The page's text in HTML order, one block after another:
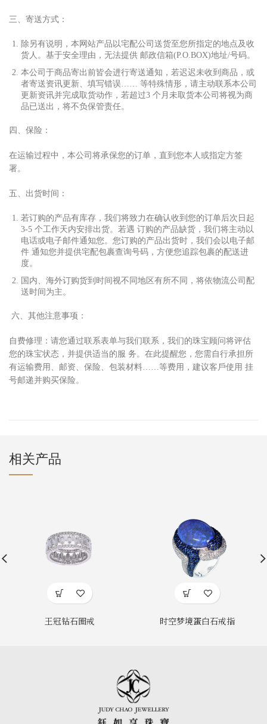
三、寄送⽅式：
除另有说明，本网站产品以宅配公司送货⾄您所指定的地点及收
货⼈ 。基于安全理由，无法提供 邮政信箱(P.O.BOX)地址/号码。
本公司于商品寄出前皆会进⾏寄送通知，若迟迟未收到商品，或
者寄送资讯更新、填写错误…… 等特殊情形，请主动联系本公司
更新资讯并完成取货动作，若超过3 个 ⽉ 未取货本公司将视为商
品已送出，将不负保管责任。
四、保险：
在运输过程中，本公司将承保您的订单，直到您本 ⼈或指定⽅签
署。
五、出货时间：
若订购的产品有库存，我们将致⼒在确认收到您的订单后次 ⽇ 起
3-5 个⼯作天内安排出货。若遇 订购的产品缺货，我们将主动以
电话或电⼦邮件通知您。您订购的产品出货时，我们会以电⼦邮
件 通知您并提供宅配包裹查询号码， ⽅便您追踪包裹的配送进
度。
国内、海外订购货到时间视不同地区有所不同，将依物流公司配
送时间为主。
六、其他注意事项：
⾃ 费修理：请您通过联系表单与我们联系，我们的珠宝顾问将评估
您的珠宝状态，并提供适当的服 务。在此提醒您，您需⾃⾏承担所
有运输费⽤ 、邮资、保险、包装材料……等费⽤ ，建议客 ⼾使⽤ 挂
号邮递并购买保险。
相关产品
王冠钻石圈戒 时空梦境蛋白石戒指